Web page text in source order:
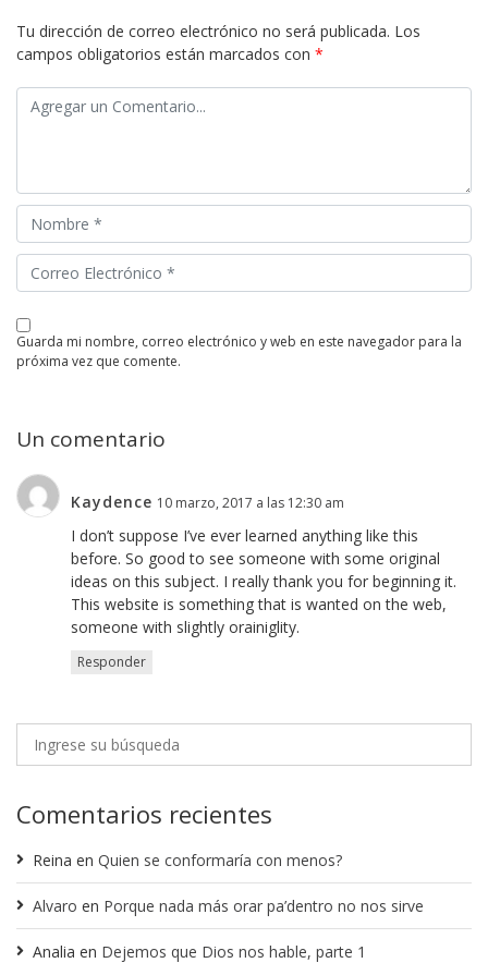
Tu dirección de correo electrónico no será publicada. Los
campos obligatorios están marcados con *
guarda mi nombre, correo electrónico y web en este navegador para la
próxima vez que comente.
Un comentario
Kaydence 10 marzo, 2017 a las 12:30 am
I don’t suppose I’ve ever learned anything like this
before. So good to see someone with some original
ideas on this subject. I really thank you for beginning it.
This website is something that is wanted on the web,
someone with slightly orainiglity.
Responder
Comentarios recientes
Reina en Quien se conformaría con menos?
Alvaro en Porque nada más orar pa’dentro no nos sirve
Analia en Dejemos que Dios nos hable, parte 1